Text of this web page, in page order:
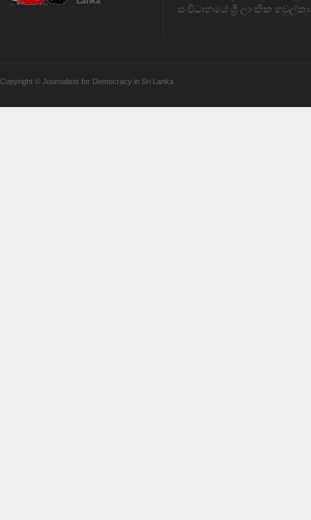
සංවිධානයේ ශ්‍රී ලාංකික
Copyright © Journalists for Democracy in Sri Lanka